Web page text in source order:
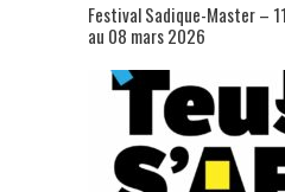
Festival Sadique-Master –
au 08 mars 2026